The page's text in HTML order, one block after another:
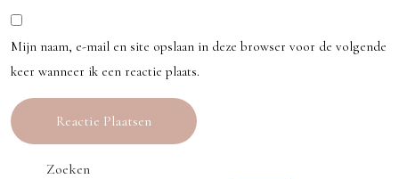
Mijn naam, e-mail en site opslaan in deze browser voor de volgende
keer wanneer ik een reactie plaats.
Zoeken